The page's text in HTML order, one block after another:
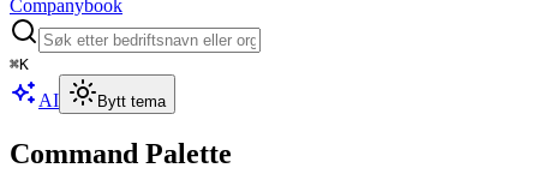
Companybook
⌘K
AI Bytt tema
Command Palette